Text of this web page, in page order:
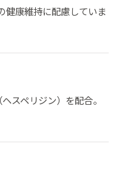
健康維持に配慮していま
スペリジン）を配合。